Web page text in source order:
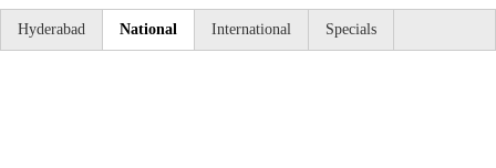
Hyderabad National International Specials